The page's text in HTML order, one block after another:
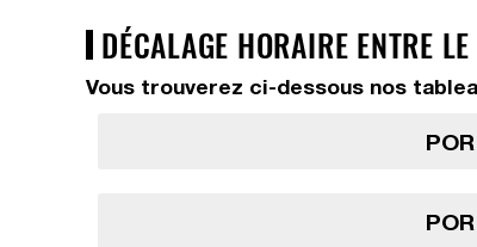
DÉCALAGE HORAIRE ENTRE
Vous trouverez ci-dessous nos